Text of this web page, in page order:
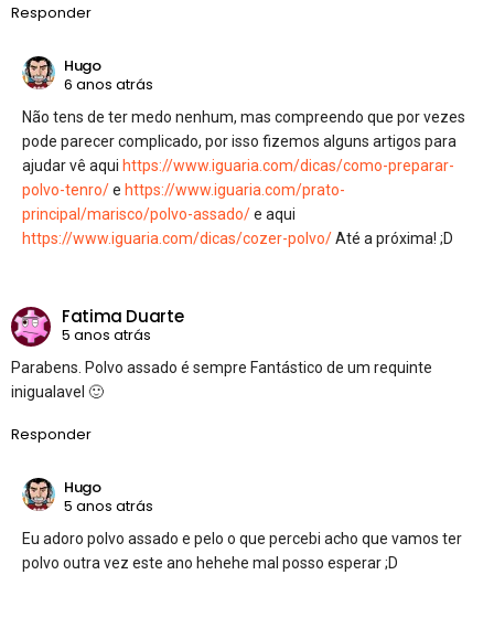
Responder
Hugo
6 anos atrás
Não tens de ter medo nenhum, mas compreendo que por vezes
pode parecer complicado, por isso fizemos alguns artigos para
ajudar vê aqui https://www.iguaria.com/dicas/como-preparar-
polvo-tenro/e https://www.iguaria.com/prato-
principal/marisco/polvo-assado/e aqui
https://www.iguaria.com/dicas/cozer-polvo/Até a próxima! ;D
Fatima Duarte
5 anos atrás
Parabens. Polvo assado é sempre Fantástico de um requinte
inigualavel 🙂
Responder
Hugo
5 anos atrás
Eu adoro polvo assado e pelo o que percebi acho que vamos ter
polvo outra vez este ano hehehe mal posso esperar ;D